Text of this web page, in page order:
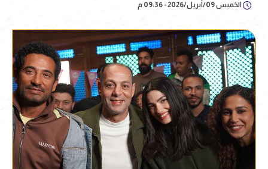
الخميس 09/أبريل/2026 - 09:36 م